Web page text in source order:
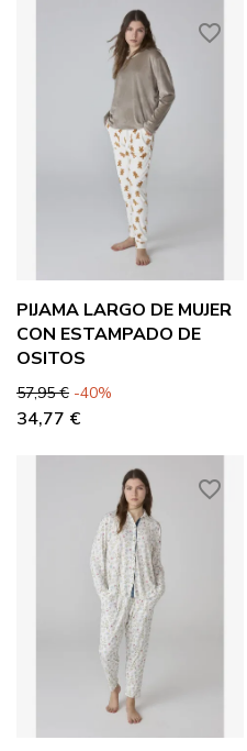
PIJAMA LARGO DE MUJER
CON ESTAMPADO DE
OSITOS
Precio base
57,95 € Precio
-40%
34,77 €
favorite_border
favorite_border